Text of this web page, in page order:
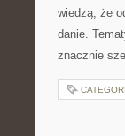
wiedzą, że
danie.
znacznie